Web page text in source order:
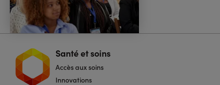
Navigation
pied
de
page
Santé et soins
Accès aux soins
Innovations